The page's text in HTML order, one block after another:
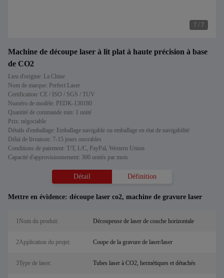
7 / 7
Machine de découpe laser à lit plat à haute précision à base
de CO2
Lieu d'origine: La Chine
Nom de marque: Perfect Laser
Certification: CE / ISO / SGS / TUV
Numéro de modèle: PEDK-130180
Quantité de commande min: 1 unité
Prix: négociable
Détails d'emballage: Emballage navigable ou emballage en état de navigabilité
Délai de livraison: 7-15 jours ouvrables
Conditions de paiement: T/T, L/C, PayPal, Western Union
Capacité d'approvisionnement: 300 unités par mois
Détail Définition
Mettre en évidence: découpe laser co2, machine de gravure laser
1Nom du produit: Découpeuse de laser de couche horizontale
2Application du projet: Coupe de la gravure de laser/laser
3Type de laser: Tubes laser à CO2, hermétiques et détachés